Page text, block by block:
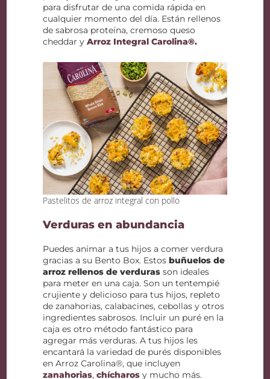
para disfrutar de una comida rápida en
cualquier momento del día. Están rellenos
de sabrosa proteína, cremoso queso
cheddar yArroz Integral Carolina®.
Pastelitos de arroz integral con pollo
Verduras en abundancia
Puedes animar a tus hijos a comer verdura
gracias a su Bento Box. Estos buñuelos de
arroz rellenos de verduras son ideales
para meter en una caja. Son un tentempié
crujiente y delicioso para tus hijos, repleto
de zanahorias, calabacines, cebollas y otros
ingredientes sabrosos. Incluir un puré en la
caja es otro método fantástico para
agregar más verduras. A tus hijos les
encantará la variedad de purés disponibles
en Arroz Carolina®, que incluyen
zanahorias,chícharosy mucho más.